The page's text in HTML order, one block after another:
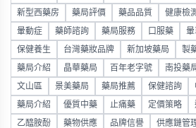
新型西藥房 藥局評價 藥品品質 健康檢測
暈動症 藥師諮詢 藥局服務 口服藥
保健養生 台灣藥妝品牌 新加坡藥局 製
藥局介紹 晶華藥局 百年老字號 南投藥
文山區 景美藥局 藥局推薦 保健諮詢
藥局介紹 優質中藥 止痛藥 定價策略
乙醯胺酚 藥物供應 品牌信譽 供應鏈管